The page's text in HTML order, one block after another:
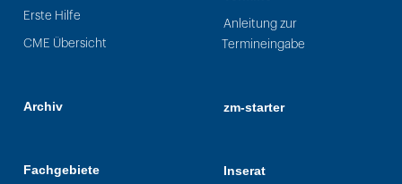
Erste Hilfe
CME Übersicht
Archiv
Fachgebiete
Anleitung zur
Termineingabe
zm-starter
Inserat